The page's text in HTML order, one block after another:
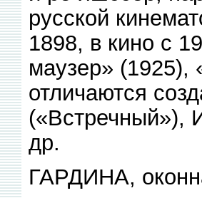
русской
1898, в кино с
маузер» (1925),
отличаются
(«Встречный»),
др.
ГАРДИНА,